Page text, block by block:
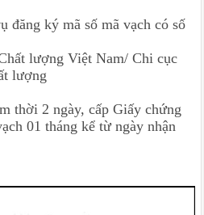
đăng ký mã số mã vạch có số
lượng Việt Nam/ Chi cục
lượng
thời 2 ngày, cấp Giấy chứng
01 tháng kể từ ngày nhận